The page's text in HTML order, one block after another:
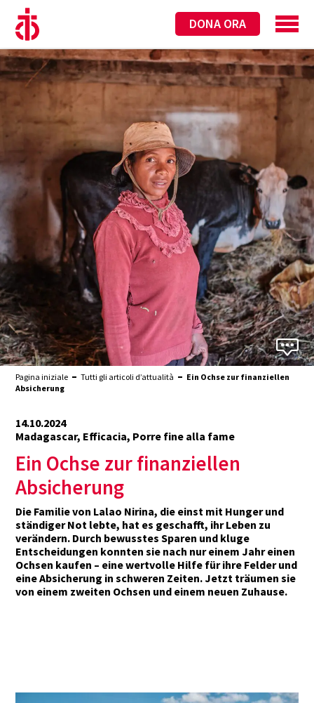
DONA ORA
Pagina iniziale Tutti gli articoli d’attualità
Ein Ochse zur finanziellen
Absicherung
14.10.2024
Madagascar, Efficacia, Porre fine alla fame
Ein Ochse zur finanziellen
Absicherung
Die Familie von Lalao Nirina, die einst mit Hunger und
ständiger Not lebte, hat es geschafft, ihr Leben zu
verändern. Durch bewusstes Sparen und kluge
Entscheidungen konnten sie nach nur einem Jahr einen
Ochsen kaufen – eine wertvolle Hilfe für ihre Felder und
eine Absicherung in schweren Zeiten. Jetzt träumen sie
von einem zweiten Ochsen und einem neuen Zuhause.